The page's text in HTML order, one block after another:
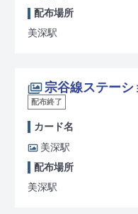
配布場所
美深駅
宗谷線ステーシ
配布終了
カード名
美深駅
配布場所
美深駅